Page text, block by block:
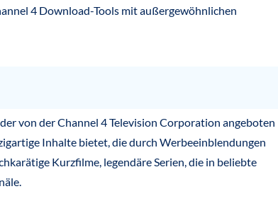
4 Download-Tools mit außergewöhnlichen
von der Channel 4 Television Corporation angeboten
Inhalte bietet, die durch Werbeeinblendungen
Kurzfilme, legendäre Serien, die in beliebte